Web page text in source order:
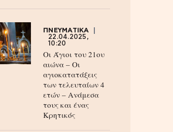
ΠΝΕΥΜΑΤΙΚΑ
22.04.2025,
10:20
Οι Άγιοι του 21ου
αιώνα – Οι
αγιοκατατάξεις
των τελευταίων 4
ετών – Ανάμεσα
τους και ένας
Κρητικός